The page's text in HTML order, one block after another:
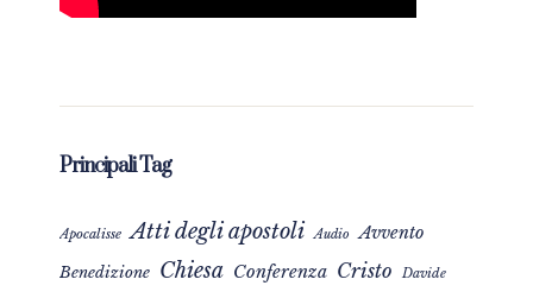
Principali Tag
Apocalisse Atti degli apostoli Audio Avvento
Benedizione Chiesa Conferenza Cristo Davide